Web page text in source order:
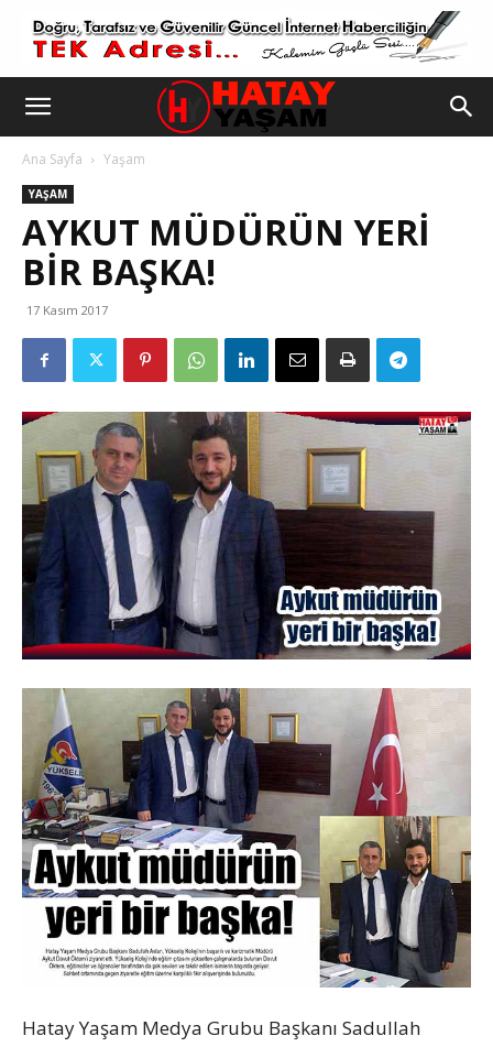
Ana Sayfa Yaşam
YAŞAM
AYKUT MÜDÜRÜN YERI
BIR BAŞKA!
17 Kasım 2017
Hatay Yaşam Medya Grubu Başkanı Sadullah